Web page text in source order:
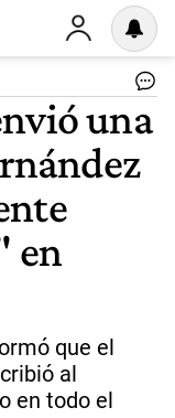
una
en
que el
al
en todo el